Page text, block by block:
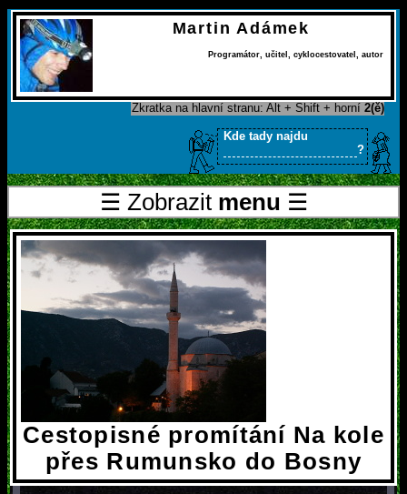
Martin Adámek
Programátor, učitel cyklocestovatel autor
Zkratka na hlavní stranu: Alt + Shift + horní 2(ě)
Kde tady najdu
?
☰ Zobrazit menu ☰
Cestopisné promítání Na kole
přes Rumunsko do Bosny